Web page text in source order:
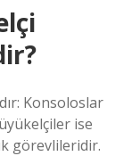
Konsoloslar
ise
görevlileridir.